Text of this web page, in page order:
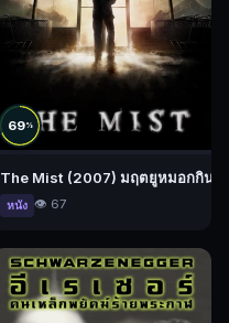
69%
The Mist (2007) มฤตยูหมอกกินม
หนัง 👁️ 67